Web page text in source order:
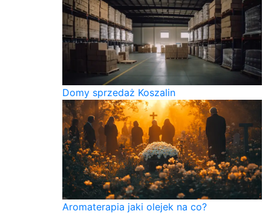
Domy sprzedaż Koszalin
Aromaterapia jaki olejek na co?